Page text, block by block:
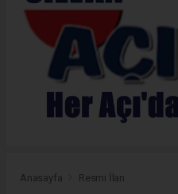
Anasayfa Resmi İlan